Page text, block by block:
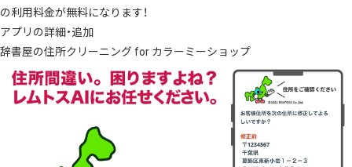
の利用料金が無料になります！
アプリの詳細・追加
辞書屋の住所クリーニング for カラーミーショップ